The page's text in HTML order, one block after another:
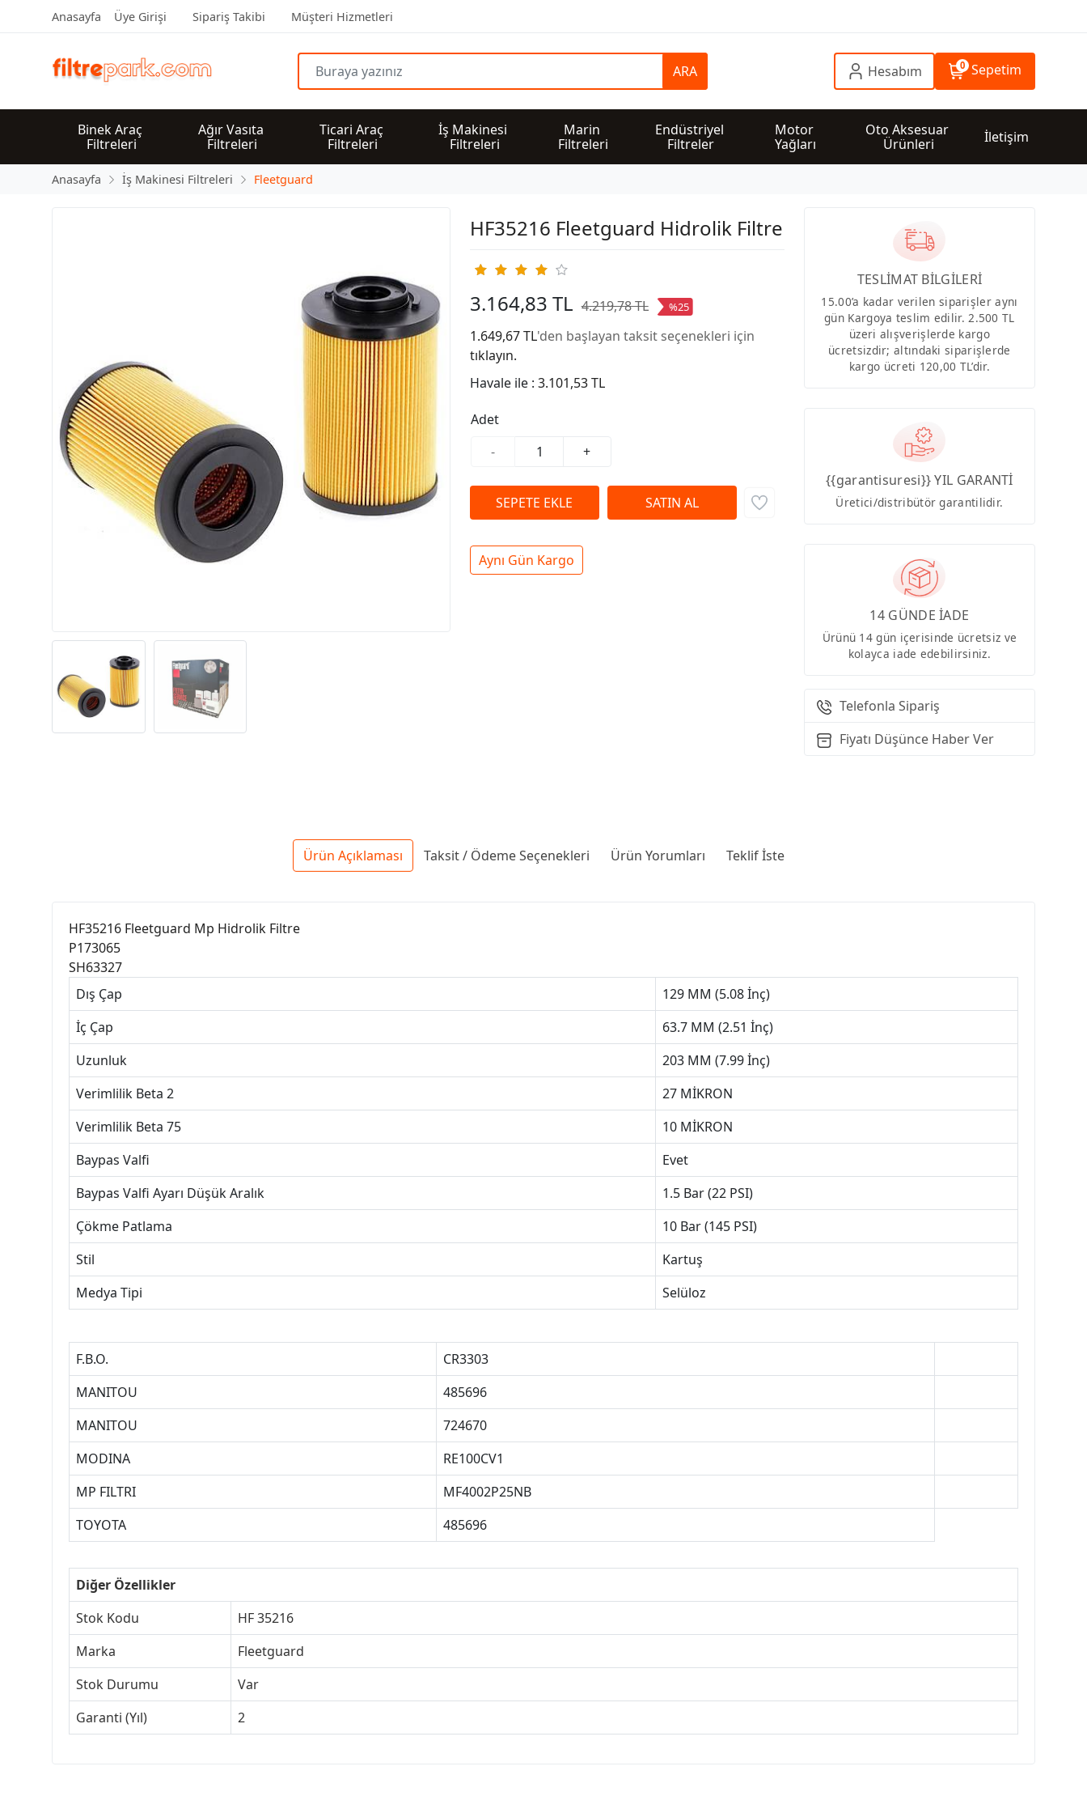
Anasayfa Üye Girişi Sipariş Takibi Müşteri Hizmetleri
ARA Hesabım 0 Sepetim
Binek Araç
Filtreleri
Ağır Vasıta
Filtreleri
Ticari Araç
Filtreleri
İş Makinesi
Filtreleri
Marin
Filtreleri
Endüstriyel
Filtreler
Motor
Yağları
Oto Aksesuar
Ürünleri
İletişim
Anasayfa İş Makinesi Filtreleri Fleetguard
HF35216 Fleetguard Hidrolik Filtre
3.164,83 TL 4.219,78 TL %25
1.649,67 TL'den başlayan taksit seçenekleri için
tıklayın.
Havale ile : 3.101,53 TL
Adet
-
+
Aynı Gün Kargo
TESLİMAT BİLGİLERİ
15.00’a kadar verilen siparişler aynı
gün Kargoya teslim edilir. 2.500 TL
üzeri alışverişlerde kargo
ücretsizdir; altındaki siparişlerde
kargo ücreti 120,00 TL’dir.
{{garantisuresi}} YIL GARANTİ
Üretici/distribütör garantilidir.
14 GÜNDE İADE
Ürünü 14 gün içerisinde ücretsiz ve
kolayca iade edebilirsiniz.
Telefonla Sipariş
Fiyatı Düşünce Haber Ver
Ürün Açıklaması Taksit / Ödeme Seçenekleri Ürün Yorumları Teklif İste
HF35216 Fleetguard Mp Hidrolik Filtre
P173065
SH63327
Dış Çap
129 MM (5.08 İnç)
İç Çap
63.7 MM (2.51 İnç)
Uzunluk
203 MM (7.99 İnç)
Verimlilik Beta 2
27 MİKRON
Verimlilik Beta 75
10 MİKRON
Baypas Valfi
Evet
Baypas Valfi Ayarı Düşük Aralık
1.5 Bar (22 PSI)
Çökme Patlama
10 Bar (145 PSI)
Stil
Kartuş
Medya Tipi
Selüloz
F.B.O.
CR3303
MANITOU
485696
MANITOU
724670
MODINA
RE100CV1
MP FILTRI
MF4002P25NB
TOYOTA
485696
Diğer Özellikler
Stok Kodu
HF 35216
Marka
Fleetguard
Stok Durumu
Var
Garanti (Yıl)
2